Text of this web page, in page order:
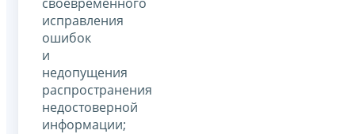
исправления
ошибок
и
недопущения
распространения
недостоверной
информации;